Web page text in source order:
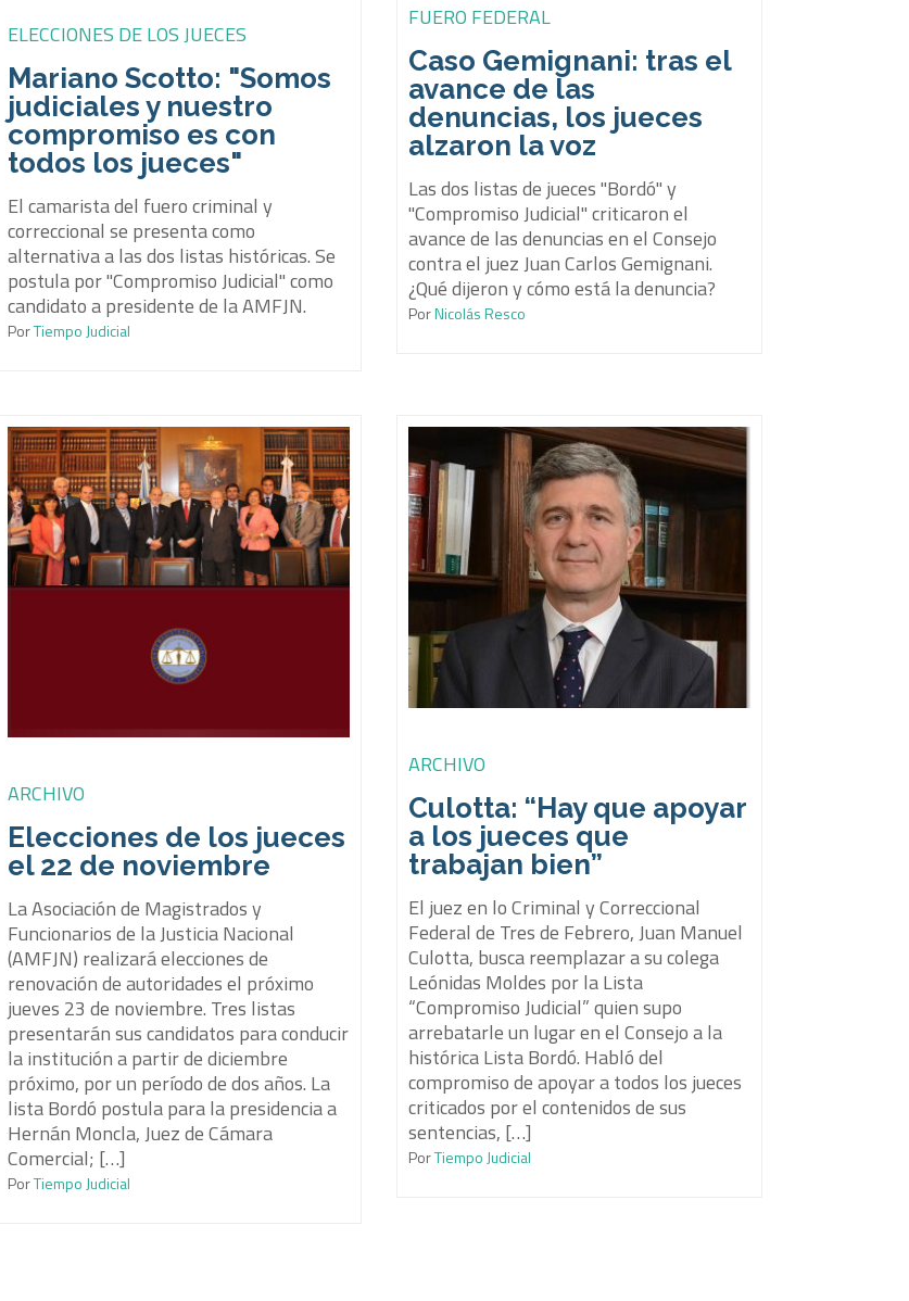
ELECCIONES DE LOS JUECES
Mariano Scotto: "Somos
judiciales y nuestro
compromiso es con
todos los jueces"
El camarista del fuero criminal y
correccional se presenta como
alternativa a las dos listas históricas. Se
postula por "Compromiso Judicial" como
candidato a presidente de la AMFJN.
PorTiempo Judicial
FUERO FEDERAL
Caso Gemignani: tras el
avance de las
denuncias, los jueces
alzaron la voz
Las dos listas de jueces "Bordó" y
"Compromiso Judicial" criticaron el
avance de las denuncias en el Consejo
contra el juez Juan Carlos Gemignani.
¿Qué dijeron y cómo está la denuncia?
PorNicolás Resco
ARCHIVO
Elecciones de los jueces
el 22 de noviembre
La Asociación de Magistrados y
Funcionarios de la Justicia Nacional
(AMFJN) realizará elecciones de
renovación de autoridades el próximo
jueves 23 de noviembre. Tres listas
presentarán sus candidatos para conducir
la institución a partir de diciembre
próximo, por un período de dos años. La
lista Bordó postula para la presidencia a
Hernán Moncla, Juez de Cámara
Comercial; […]
PorTiempo Judicial
ARCHIVO
Culotta: “Hay que apoyar
a los jueces que
trabajan bien”
El juez en lo Criminal y Correccional
Federal de Tres de Febrero, Juan Manuel
Culotta, busca reemplazar a su colega
Leónidas Moldes por la Lista
“Compromiso Judicial” quien supo
arrebatarle un lugar en el Consejo a la
histórica Lista Bordó. Habló del
compromiso de apoyar a todos los jueces
criticados por el contenidos de sus
sentencias, […]
PorTiempo Judicial